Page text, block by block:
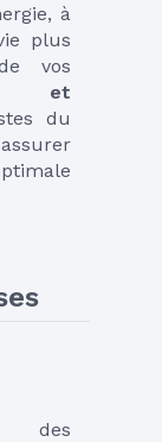
à
plus
vos
et
du
des